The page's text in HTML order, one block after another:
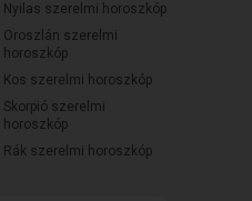
Nyilas szerelmi horoszkóp
Oroszlán szerelmi
horoszkóp
Kos szerelmi horoszkóp
Skorpió szerelmi
horoszkóp
Rák szerelmi horoszkóp